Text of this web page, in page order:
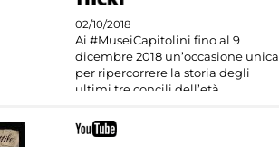
02/10/2018
Ai #MuseiCapitolini fino al 9
dicembre 2018 un’occasione unica
per ripercorrere la storia degli
ultimi tre concili dell’età